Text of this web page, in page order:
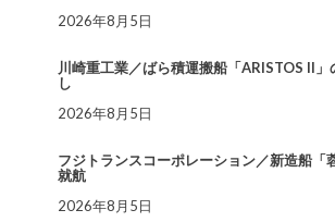
2026年8月5日
川崎重工業／ばら積運搬船「ARISTOS II」
し
2026年8月5日
フジトランスコーポレーション／新造船「
就航
2026年8月5日